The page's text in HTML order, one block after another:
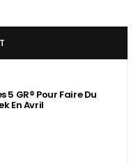
5 GR® Pour Faire Du
En Avril